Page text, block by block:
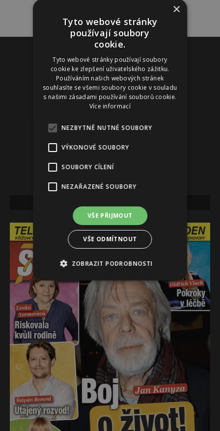
Reklama
×
Tyto webové stránky
používají soubory
cookie.
Tyto webové stránky používají soubory
cookie ke zlepšení uživatelského zážitku.
Používáním našich webových stránek
souhlasíte se všemi soubory cookie v souladu
s našimi zásadami používání souborů cookie.
Více informací
NEZBYTNĚ NUTNÉ SOUBORY
VÝKONOVÉ SOUBORY
SOUBORY CÍLENÍ
NEZAŘAZENÉ SOUBORY
VŠE PŘIJMOUT
VŠE ODMÍTNOUT
ZOBRAZIT PODROBNOSTI